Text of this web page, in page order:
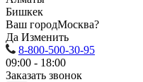
Бишкек
Ваш городМосква?
Да Изменить
8-800-500-30-95
09:00 - 18:00
Заказать звонок